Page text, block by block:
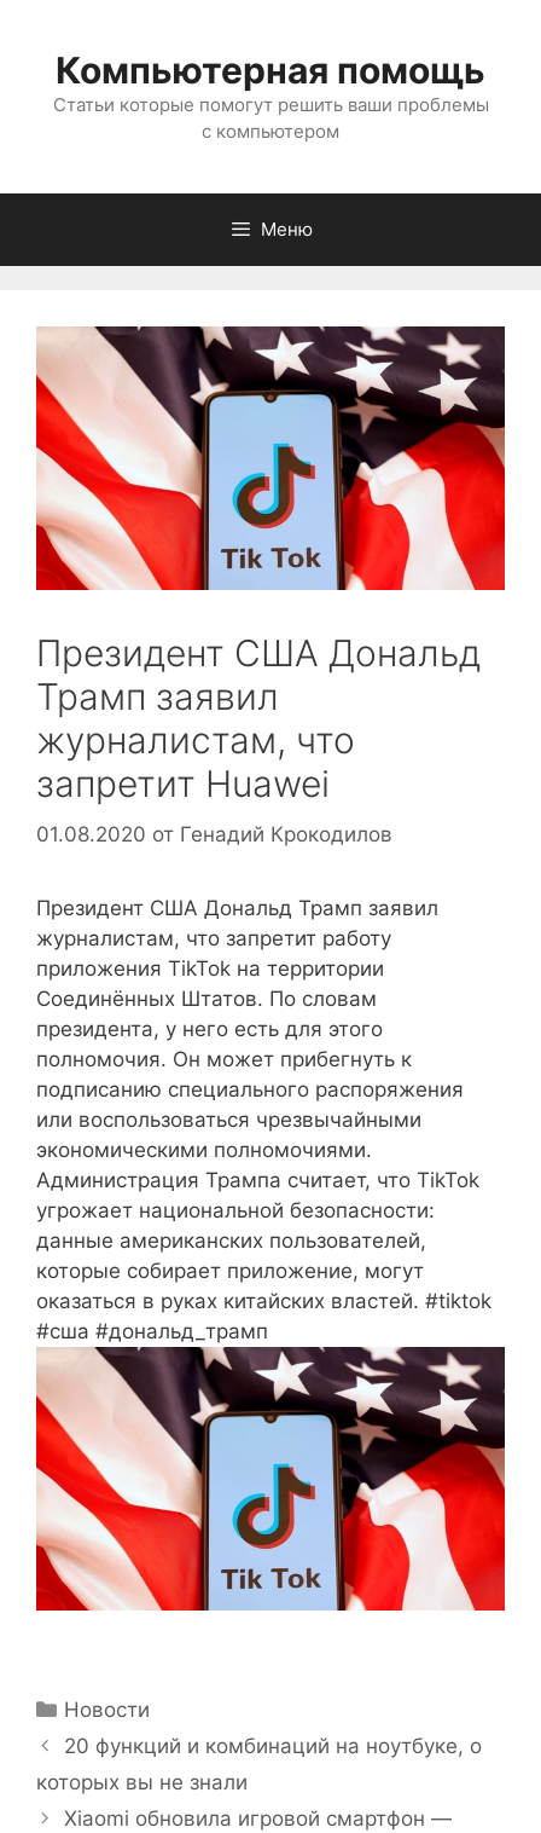
содержимому
Компьютерная помощь
Статьи которые помогут решить ваши проблемы
с компьютером
Меню
Президент США Дональд
Трамп заявил
журналистам, что
запретит Huawei
01.08.2020 от Генадий Крокодилов
Президент США Дональд Трамп заявил
журналистам, что запретит работу
приложения TikTok на территории
Соединённых Штатов. По словам
президента, у него есть для этого
полномочия. Он может прибегнуть к
подписанию специального распоряжения
или воспользоваться чрезвычайными
экономическими полномочиями.
Администрация Трампа считает, что TikTok
угрожает национальной безопасности:
данные американских пользователей,
которые собирает приложение, могут
оказаться в руках китайских властей. #tiktok
#сша #дональд_трамп
Рубрики
Новости
20 функций и комбинаций на ноутбуке, о
которых вы не знали
Xiaomi обновила игровой смартфон —